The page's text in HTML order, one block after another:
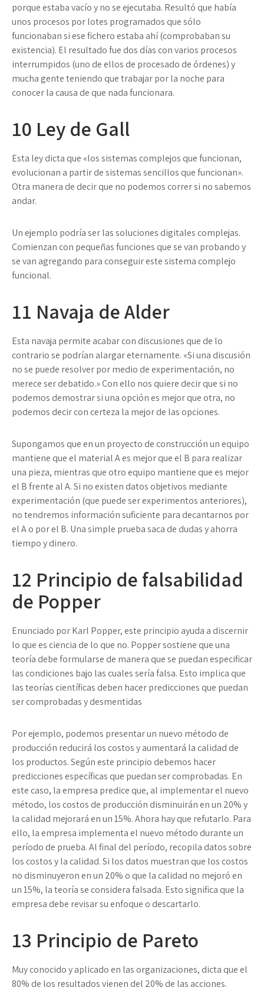
porque estaba vacío y no se ejecutaba. Resultó que había
unos procesos por lotes programados que sólo
funcionaban si ese fichero estaba ahí (comprobaban su
existencia). El resultado fue dos días con varios procesos
interrumpidos (uno de ellos de procesado de órdenes) y
mucha gente teniendo que trabajar por la noche para
conocer la causa de que nada funcionara.
10 Ley de Gall
Esta ley dicta que «los sistemas complejos que funcionan,
evolucionan a partir de sistemas sencillos que funcionan».
Otra manera de decir que no podemos correr si no sabemos
andar.
Un ejemplo podría ser las soluciones digitales complejas.
Comienzan con pequeñas funciones que se van probando y
se van agregando para conseguir este sistema complejo
funcional.
11 Navaja de Alder
Esta navaja permite acabar con discusiones que de lo
contrario se podrían alargar eternamente. «Si una discusión
no se puede resolver por medio de experimentación, no
merece ser debatido.» Con ello nos quiere decir que si no
podemos demostrar si una opción es mejor que otra, no
podemos decir con certeza la mejor de las opciones.
Supongamos que en un proyecto de construcción un equipo
mantiene que el material A es mejor que el B para realizar
una pieza, mientras que otro equipo mantiene que es mejor
el B frente al A. Si no existen datos objetivos mediante
experimentación (que puede ser experimentos anteriores),
no tendremos información suficiente para decantarnos por
el A o por el B. Una simple prueba saca de dudas y ahorra
tiempo y dinero.
12 Principio de falsabilidad
de Popper
Enunciado por Karl Popper, este principio ayuda a discernir
lo que es ciencia de lo que no. Popper sostiene que una
teoría debe formularse de manera que se puedan especificar
las condiciones bajo las cuales sería falsa. Esto implica que
las teorías científicas deben hacer predicciones que puedan
ser comprobadas y desmentidas
Por ejemplo, podemos presentar un nuevo método de
producción reducirá los costos y aumentará la calidad de
los productos. Según este principio debemos hacer
predicciones específicas que puedan ser comprobadas. En
este caso, la empresa predice que, al implementar el nuevo
método, los costos de producción disminuirán en un 20% y
la calidad mejorará en un 15%. Ahora hay que refutarlo. Para
ello, la empresa implementa el nuevo método durante un
período de prueba. Al final del período, recopila datos sobre
los costos y la calidad. Si los datos muestran que los costos
no disminuyeron en un 20% o que la calidad no mejoró en
un 15%, la teoría se considera falsada. Esto significa que la
empresa debe revisar su enfoque o descartarlo.
13 Principio de Pareto
Muy conocido y aplicado en las organizaciones, dicta que el
80% de los resultados vienen del 20% de las acciones.